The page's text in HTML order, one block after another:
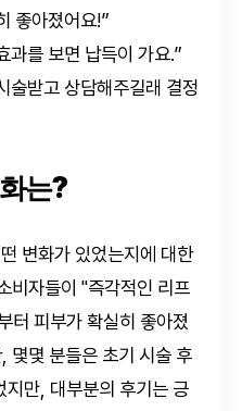
좋아졌어요!”
과를 보면 납득이 가요.”
술받고 상담해주길래 결정
는?
변화가 있었는지에 대한
비자들이 "즉각적인 리프
터 피부가 확실히 좋아졌
몇몇 분들은 초기 시술 후
지만, 대부분의 후기는 긍